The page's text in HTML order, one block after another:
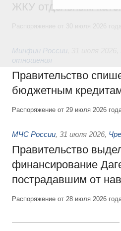
ЖКУ отдельным
Минфин России
отношения
Правительство
бюджетным
Распоряжение от 29 июля 2026
МЧС России, 31 июля 2026,
Правительство
финансирование
пострадавшим от
Распоряжение от 28 июля 2026